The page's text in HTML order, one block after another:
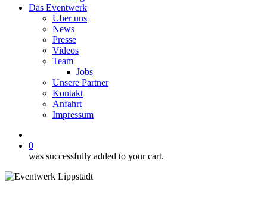
Das Eventwerk
Über uns
News
Presse
Videos
Team
Jobs
Unsere Partner
Kontakt
Anfahrt
Impressum
0
was successfully added to your cart.